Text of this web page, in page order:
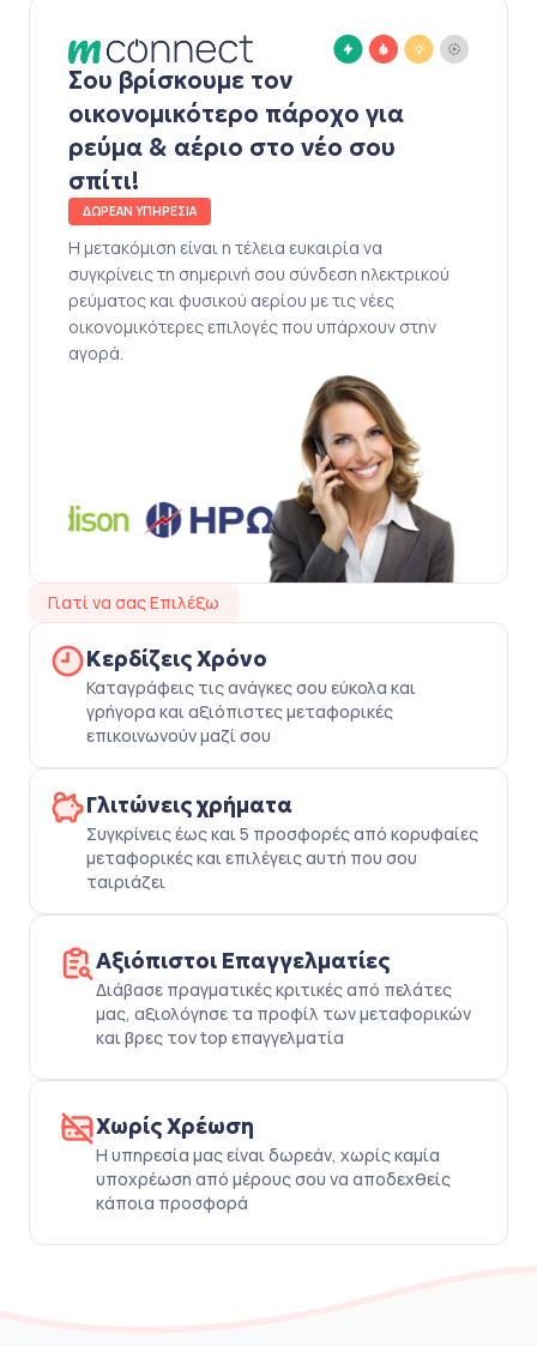
Σου βρίσκουμε τον
οικονομικότερο πάροχο για
ρεύμα & αέριο στο νέο σου
σπίτι!
ΔΩΡΕΑΝ ΥΠΗΡΕΣΙΑ
Η μετακόμιση είναι η τέλεια ευκαιρία να
συγκρίνεις τη σημερινή σου σύνδεση ηλεκτρικού
ρεύματος και φυσικού αερίου με τις νέες
οικονομικότερες επιλογές που υπάρχουν στην
αγορά.
Γιατί να σας Επιλέξω
Κερδίζεις Χρόνο
Καταγράφεις τις ανάγκες σου εύκολα και
γρήγορα και αξιόπιστες μεταφορικές
επικοινωνούν μαζί σου
Γλιτώνεις χρήματα
Συγκρίνεις έως και 5 προσφορές από κορυφαίες
μεταφορικές και επιλέγεις αυτή που σου
ταιριάζει
Αξιόπιστοι Επαγγελματίες
Διάβασε πραγματικές κριτικές από πελάτες
μας, αξιολόγησε τα προφίλ των μεταφορικών
και βρες τον top επαγγελματία
Χωρίς Χρέωση
Η υπηρεσία μας είναι δωρεάν, χωρίς καμία
υποχρέωση από μέρους σου να αποδεχθείς
κάποια προσφορά